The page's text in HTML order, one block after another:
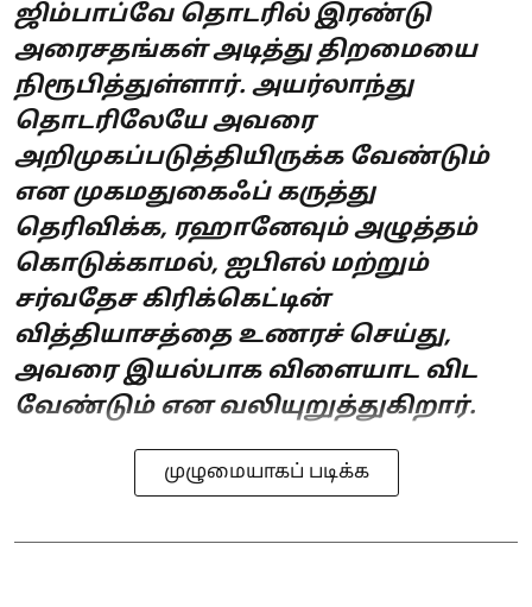
ஜிம்பாப்வே தொடரில் இரண்டு
அரைசதங்கள் அடித்து திறமையை
நிரூபித்துள்ளார். அயர்லாந்து
தொடரிலேயே அவரை
அறிமுகப்படுத்தியிருக்க வேண்டும்
என முகமதுகைஃப் கருத்து
தெரிவிக்க, ரஹானேவும் அழுத்தம்
கொடுக்காமல், ஐபிஎல் மற்றும்
சர்வதேச கிரிக்கெட்டின்
வித்தியாசத்தை உணரச் செய்து,
அவரை இயல்பாக விளையாட விட
வேண்டும் என வலியுறுத்துகிறார்.
முழுமையாகப் படிக்க